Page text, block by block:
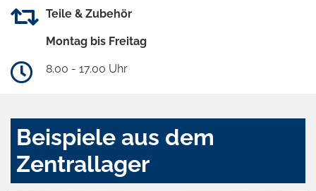
Teile & Zubehör
Montag bis Freitag
8.00 - 17.00 Uhr
Beispiele aus dem
Zentrallager